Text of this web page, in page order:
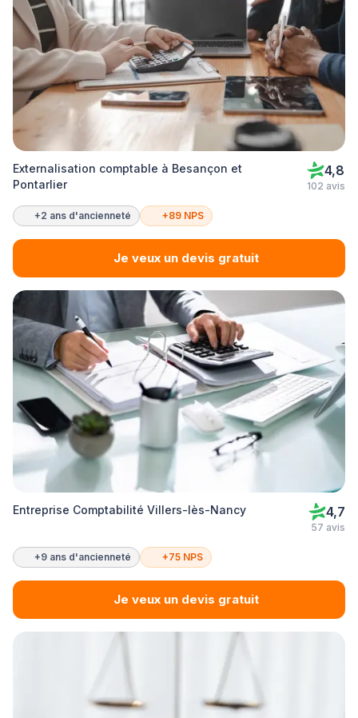
Externalisation comptable à Besançon et
Pontarlier
4,8
102 avis
+2 ans d'ancienneté +89 NPS
Je veux un devis gratuit
Entreprise Comptabilité Villers-lès-Nancy 4,7
57 avis
+9 ans d'ancienneté +75 NPS
Je veux un devis gratuit